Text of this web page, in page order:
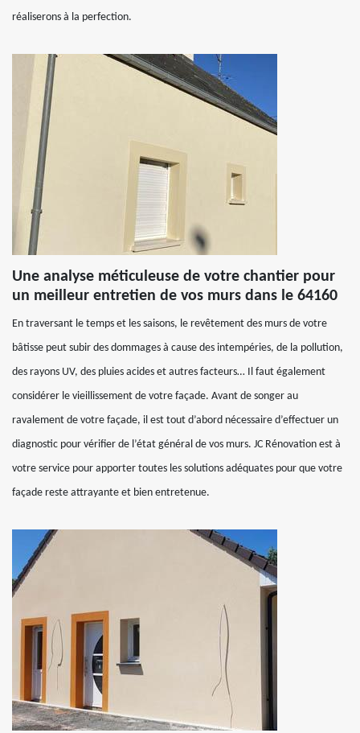
réaliserons à la perfection.
Une analyse méticuleuse de votre chantier pour
un meilleur entretien de vos murs dans le 64160
En traversant le temps et les saisons, le revêtement des murs de votre
bâtisse peut subir des dommages à cause des intempéries, de la pollution,
des rayons UV, des pluies acides et autres facteurs… Il faut également
considérer le vieillissement de votre façade. Avant de songer au
ravalement de votre façade, il est tout d’abord nécessaire d’effectuer un
diagnostic pour vérifier de l’état général de vos murs. JC Rénovation est à
votre service pour apporter toutes les solutions adéquates pour que votre
façade reste attrayante et bien entretenue.